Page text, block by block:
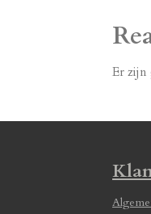
Er zijn